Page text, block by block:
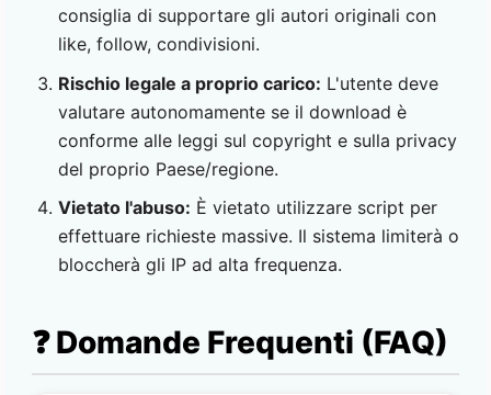
consiglia di supportare gli autori originali con
like, follow, condivisioni.
Rischio legale a proprio carico: L'utente deve
valutare autonomamente se il download è
conforme alle leggi sul copyright e sulla privacy
del proprio Paese/regione.
Vietato l'abuso: È vietato utilizzare script per
effettuare richieste massive. Il sistema limiterà o
bloccherà gli IP ad alta frequenza.
❓ Domande Frequenti (FAQ)